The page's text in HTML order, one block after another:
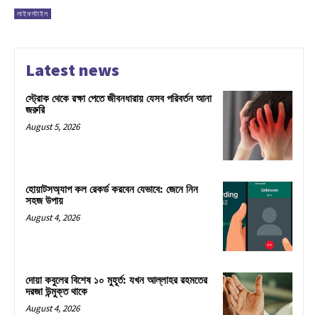
লাইফস্টাইল
Latest news
স্ট্রোক থেকে রক্ষা পেতে জীবনধারায় যেসব পরিবর্তন আনা
জরুরি
August 5, 2026
হোয়াটসঅ্যাপ কল রেকর্ড করবেন যেভাবে: জেনে নিন
সহজ উপায়
August 4, 2026
দোয়া কবুলের বিশেষ ১০ মুহূর্ত: যখন আল্লাহর রহমতের
দরজা উন্মুক্ত থাকে
August 4, 2026